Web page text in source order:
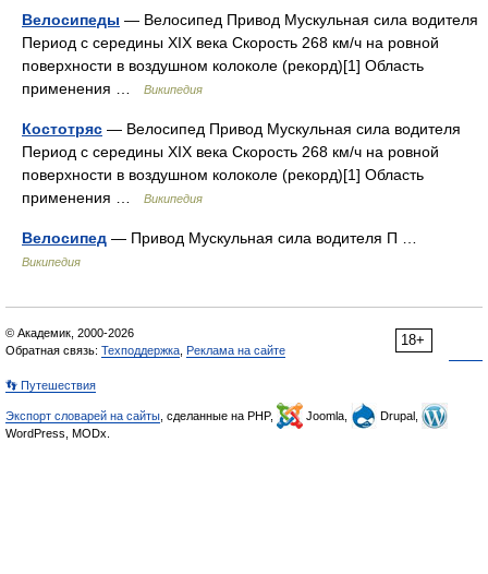
Велосипеды — Велосипед Привод Мускульная сила водителя
Период с середины XIX века Скорость 268 км/ч на ровной
поверхности в воздушном колоколе (рекорд)[1] Область
применения …
Википедия
Костотряс — Велосипед Привод Мускульная сила водителя
Период с середины XIX века Скорость 268 км/ч на ровной
поверхности в воздушном колоколе (рекорд)[1] Область
применения …
Википедия
Велосипед — Привод Мускульная сила водителя П …
Википедия
18+
© Академик, 2000-2026
Обратная связь: Техподдержка Реклама на сайте
👣 Путешествия
Экспорт словарей на сайты , сделанные на PHP, Joomla,
Drupal,
WordPress, MODx.